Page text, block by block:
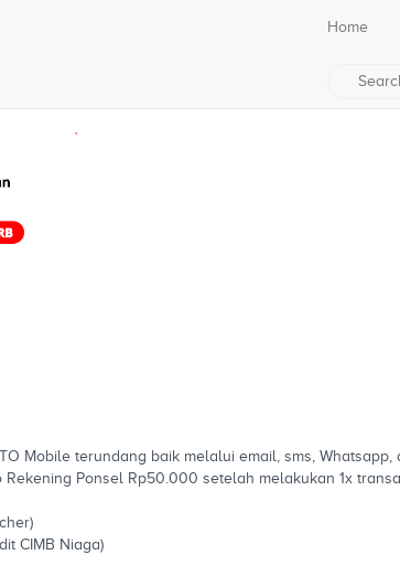
Home
Mobile terundang baik melalui email, sms, Whatsapp,
Ponsel Rp50.000 setelah melakukan 1x
CIMB Niaga)